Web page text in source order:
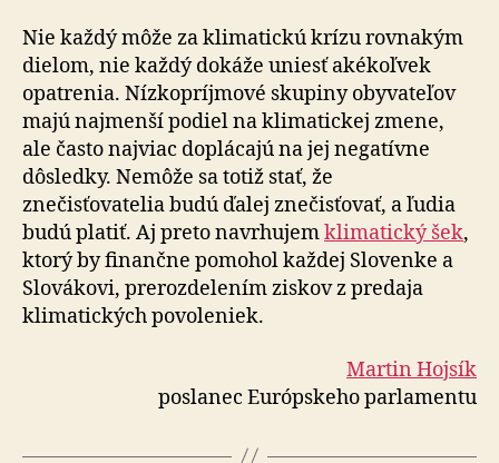
Nie každý môže za klimatickú krízu rovnakým
dielom, nie každý dokáže uniesť akékoľvek
opatrenia. Nízkopríjmové skupiny obyvateľov
majú najmenší podiel na klimatickej zmene,
ale často najviac doplácajú na jej negatívne
dôsledky. Nemôže sa totiž stať, že
znečisťovatelia budú ďalej znečisťovať, a ľudia
budú platiť. Aj preto navrhujemklimatický šek,
ktorý by finančne pomohol každej Slovenke a
Slovákovi, prerozdelením ziskov z predaja
klimatických povoleniek.
Martin Hojsík
poslanec Európskeho parlamentu